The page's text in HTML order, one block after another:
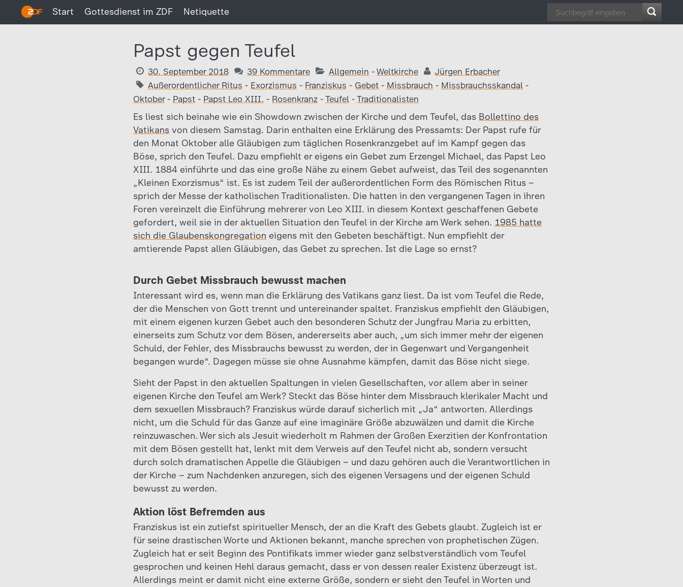
Start Gottesdienst im ZDF Netiquette
Papst gegen Teufel
30. September 2018 39 Kommentare Allgemein - Weltkirche
Jürgen Erbacher
Außerordentlicher Ritus - Exorzismus - Franziskus - Gebet - Missbrauch - Missbrauchsskandal -
Oktober- Papst - Papst Leo XIII. - Rosenkranz - Teufel - Traditionalisten
Es liest sich beinahe wie ein Showdown zwischen der Kirche und dem Teufel, das Bollettino des
Vatikans von diesem Samstag. Darin enthalten eine Erklärung des Pressamts: Der Papst rufe für
den Monat Oktober alle Gläubigen zum täglichen Rosenkranzgebet auf im Kampf gegen das
Böse, sprich den Teufel. Dazu empfiehlt er eigens ein Gebet zum Erzengel Michael, das Papst Leo
XIII. 1884 einführte und das eine große Nähe zu einem Gebet aufweist, das Teil des sogenannten
„Kleinen Exorzismus“ ist. Es ist zudem Teil der außerordentlichen Form des Römischen Ritus –
sprich der Messe der katholischen Traditionalisten. Die hatten in den vergangenen Tagen in ihren
Foren vereinzelt die Einführung mehrerer von Leo XIII. in diesem Kontext geschaffenen Gebete
gefordert, weil sie in der aktuellen Situation den Teufel in der Kirche am Werk sehen. 1985 hatte
sich die Glaubenskongregation eigens mit den Gebeten beschäftigt. Nun empfiehlt der
amtierende Papst allen Gläubigen, das Gebet zu sprechen. Ist die Lage so ernst?
Durch Gebet Missbrauch bewusst machen
Interessant wird es, wenn man die Erklärung des Vatikans ganz liest. Da ist vom Teufel die Rede,
der die Menschen von Gott trennt und untereinander spaltet. Franziskus empfiehlt den Gläubigen,
mit einem eigenen kurzen Gebet auch den besonderen Schutz der Jungfrau Maria zu erbitten,
einerseits zum Schutz vor dem Bösen, andererseits aber auch, „um sich immer mehr der eigenen
Schuld, der Fehler, des Missbrauchs bewusst zu werden, der in Gegenwart und Vergangenheit
begangen wurde“. Dagegen müsse sie ohne Ausnahme kämpfen, damit das Böse nicht siege.
Sieht der Papst in den aktuellen Spaltungen in vielen Gesellschaften, vor allem aber in seiner
eigenen Kirche den Teufel am Werk? Steckt das Böse hinter dem Missbrauch klerikaler Macht und
dem sexuellen Missbrauch? Franziskus würde darauf sicherlich mit „Ja“ antworten. Allerdings
nicht, um die Schuld für das Ganze auf eine imaginäre Größe abzuwälzen und damit die Kirche
reinzuwaschen. Wer sich als Jesuit wiederholt m Rahmen der Großen Exerzitien der Konfrontation
mit dem Bösen gestellt hat, lenkt mit dem Verweis auf den Teufel nicht ab, sondern versucht
durch solch dramatischen Appelle die Gläubigen – und dazu gehören auch die Verantwortlichen in
der Kirche – zum Nachdenken anzuregen, sich des eigenen Versagens und der eigenen Schuld
bewusst zu werden.
Aktion löst Befremden aus
Franziskus ist ein zutiefst spiritueller Mensch, der an die Kraft des Gebets glaubt. Zugleich ist er
für seine drastischen Worte und Aktionen bekannt, manche sprechen von prophetischen Zügen.
Zugleich hat er seit Beginn des Pontifikats immer wieder ganz selbstverständlich vom Teufel
gesprochen und keinen Hehl daraus gemacht, dass er von dessen realer Existenz überzeugt ist.
Allerdings meint er damit nicht eine externe Größe, sondern er sieht den Teufel in Worten und